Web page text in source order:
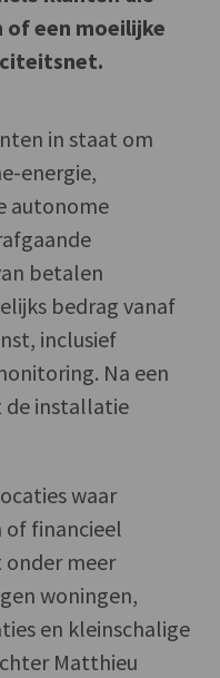
of een moeilijke
in staat om
energie,
autonome
betalen
bedrag vanaf
inclusief
Na een
de installatie
waar
financieel
onder meer
woningen,
en kleinschalige
Matthieu